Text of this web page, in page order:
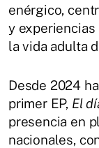
enérgico,
y experiencias
la vida adulta
Desde 2024
primer EP, El
presencia en
nacionales,